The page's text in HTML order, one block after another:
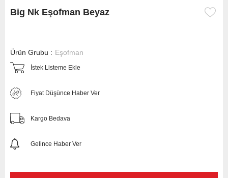
Big Nk Eşofman Beyaz
Ürün Grubu : Eşofman
İstek Listeme Ekle
Fiyat Düşünce Haber Ver
Kargo Bedava
Gelince Haber Ver